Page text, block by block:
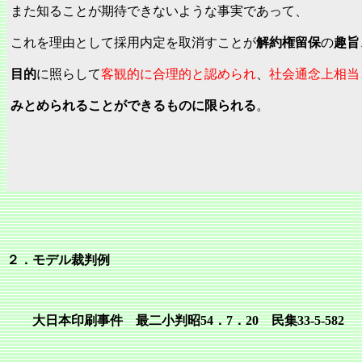
また知ることが期待できないような事実であって、
これを理由として採用内定を取消すことが解約権留保の趣旨
目的に照らして客観的に合理的と認められ 社会通念上相当
みとめられることができるものに限られる。
２．モデル裁判例
大日本印刷事件 最二小判昭54．7．20 民集33‐5‐582